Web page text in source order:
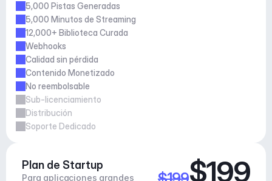
5,000 Pistas Generadas
5,000 Minutos de Streaming
12,000+ Biblioteca Curada
Webhooks
Calidad sin pérdida
Contenido Monetizado
No reembolsable
Sub-licenciamiento
Distribución
Soporte Dedicado
Plan de Startup
Para aplicaciones grandes $199